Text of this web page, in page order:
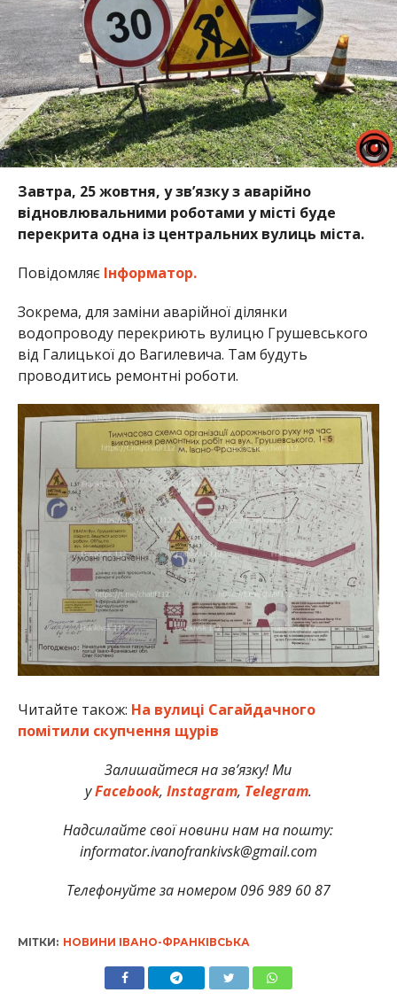
Завтра, 25 жовтня, у зв’язку з аварійно
відновлювальними роботами у місті буде
перекрита одна із центральних вулиць міста.
Повідомляє Інформатор.
Зокрема, для заміни аварійної ділянки
водопроводу перекриють вулицю Грушевського
від Галицької до Вагилевича. Там будуть
проводитись ремонтні роботи.
Читайте також: На вулиці Сагайдачного
помітили скупчення щурів
Залишайтеся на зв’язку! Ми
уFacebook, Instagram, Telegram.
Надсилайте свої новини нам на пошту:
informator.ivanofrankivsk@gmail.com
Телефонуйте за номером 096 989 60 87
МІТКИ: НОВИНИ ІВАНО-ФРАНКІВСЬКА